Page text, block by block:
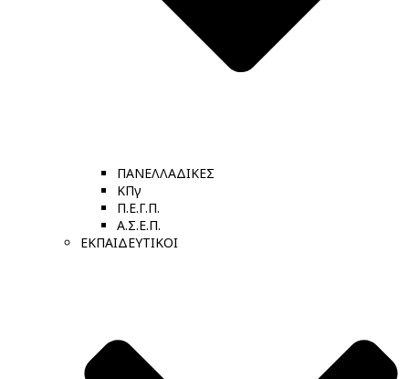
ΠΑΝΕΛΛΑΔΙΚΕΣ
ΚΠγ
Π.Ε.Γ.Π.
Α.Σ.Ε.Π.
ΕΚΠΑΙΔΕΥΤΙΚΟΙ